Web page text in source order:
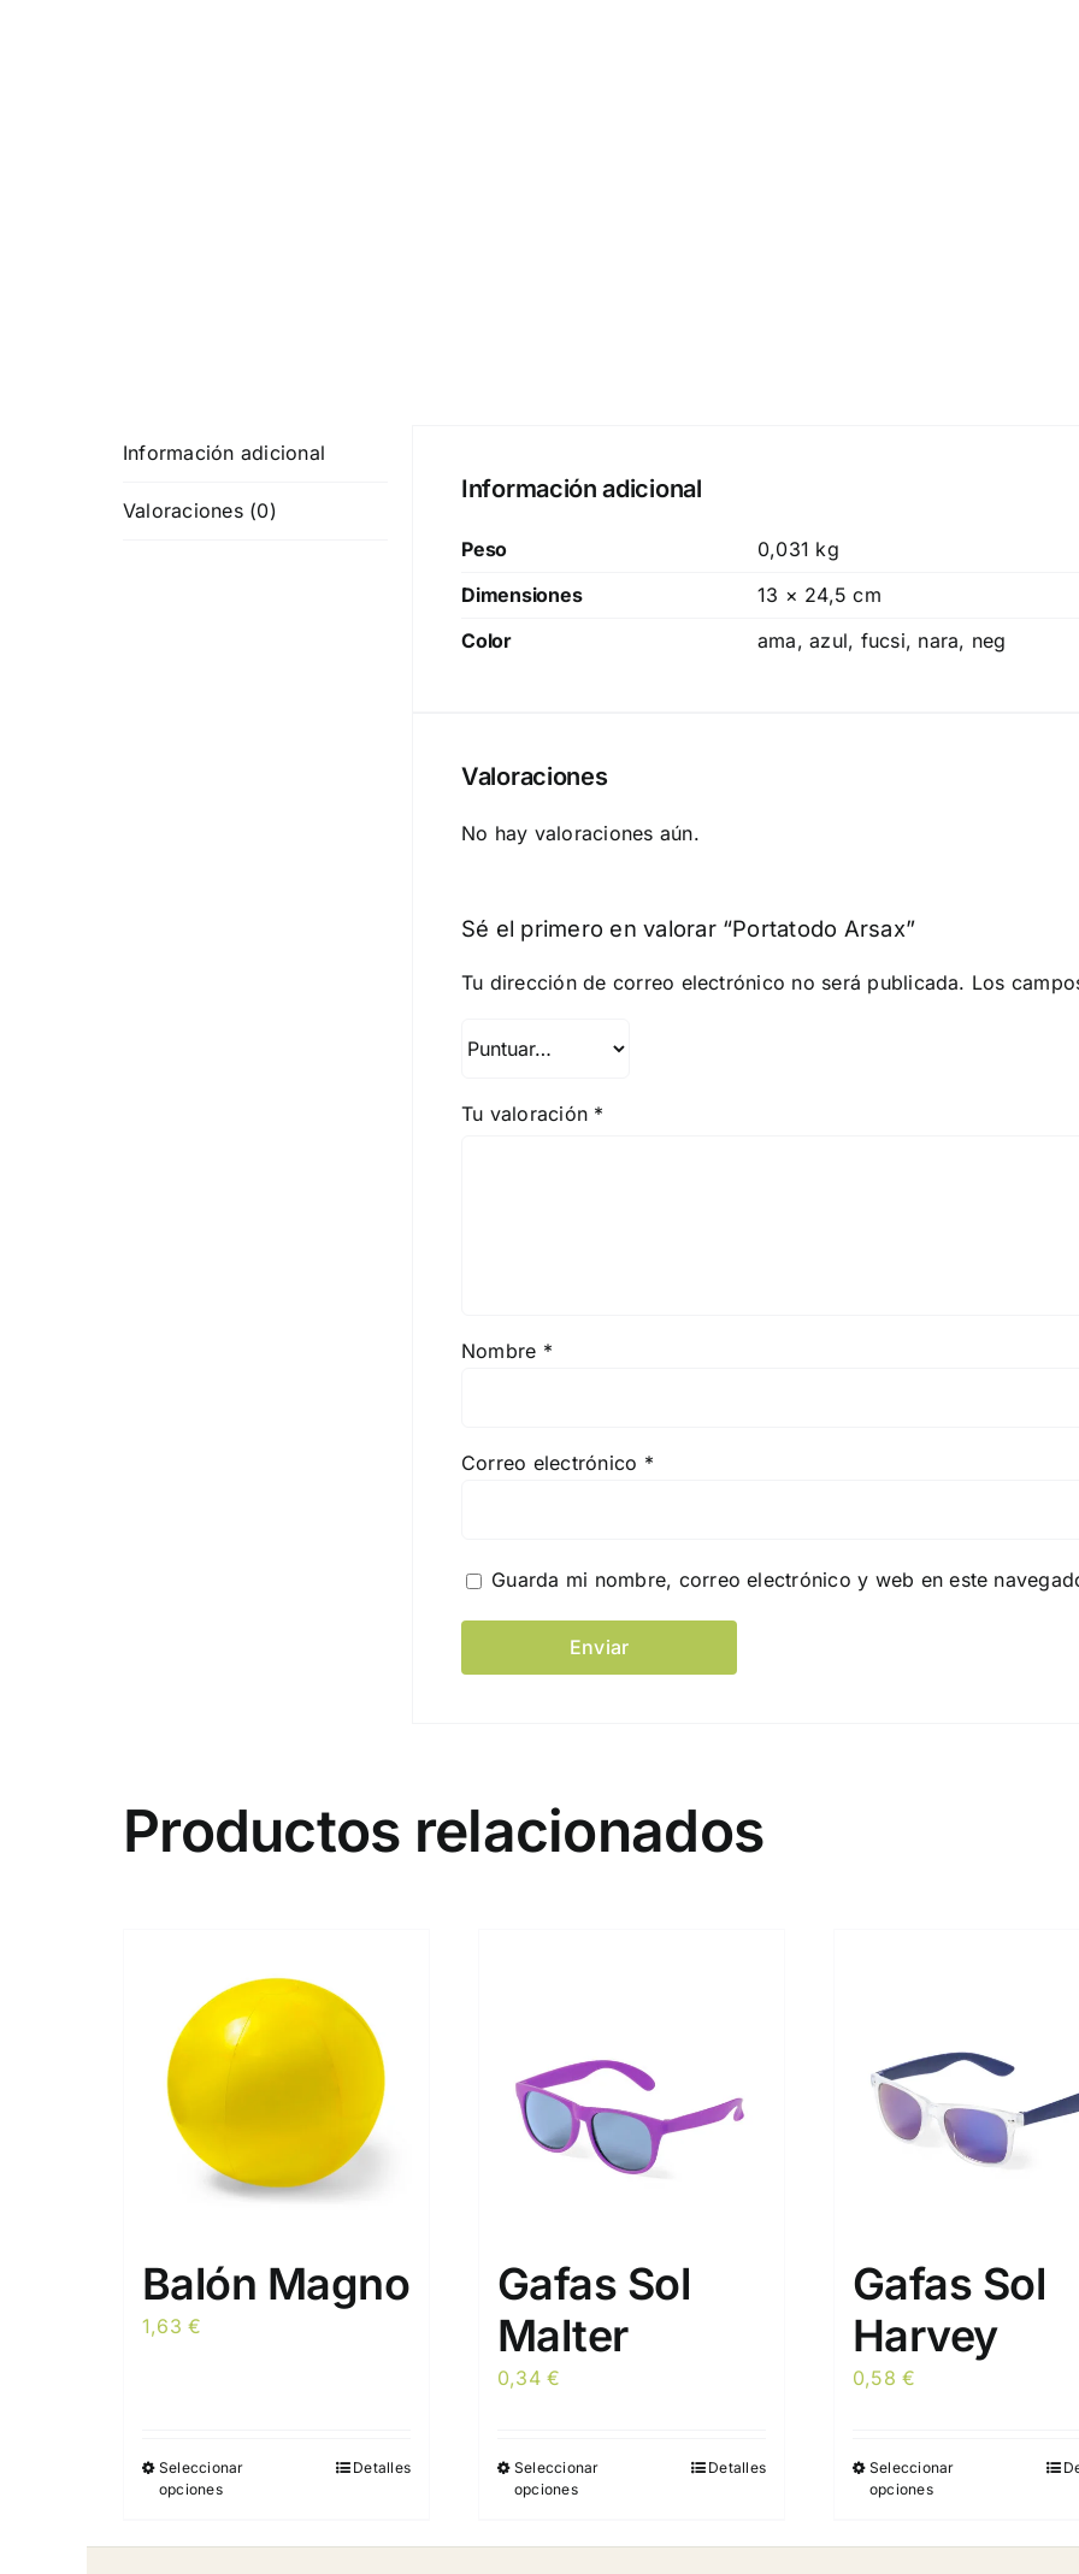
Información adicional
Valoraciones (0)
Información adicional
Peso
0,031 kg
Dimensiones
13 × 24,5 cm
Color
ama, azul, fucsi, nara, neg
Valoraciones
No hay valoraciones aún.
Sé el primero en valorar “Portatodo Arsax”
Tu dirección de correo electrónico no será publicada. Los
Tu valoración *
Nombre *
Correo electrónico *
Guarda mi nombre, correo electrónico y web en este
Productos relacionados
Balón Magno
1,63€
Seleccionar
opciones
Detalles
Gafas Sol
Malter
0,34€
Seleccionar
opciones
Detalles
Gafas Sol
Harvey
0,58€
Seleccionar
opciones